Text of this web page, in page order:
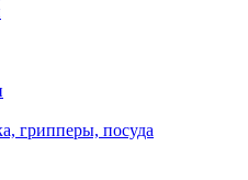
грипперы, посуда